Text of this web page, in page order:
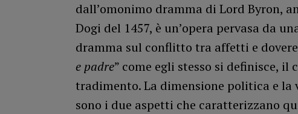
dall’omonimo dramma di Lord Byron,
Dogi del 1457, è un’opera pervasa da
dramma sul conflitto tra affetti e dovere
e padre” come egli stesso si definisce, il
tradimento. La dimensione politica e la
sono i due aspetti che caratterizzano